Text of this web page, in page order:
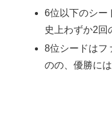
6位以下のシー
史上わずか2回
8位シードはフ
のの、優勝に